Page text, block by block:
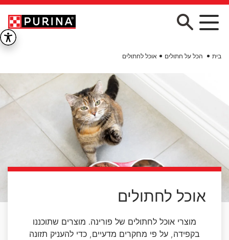
Skip to main content
בית הכל על חתולים אוכל לחתולים
אוכל לחתולים
מוצרי אוכל לחתולים של פורינה. מוצרים שתוכננו
בקפידה, על פי מחקרים מדעיים, כדי להעניק תזונה